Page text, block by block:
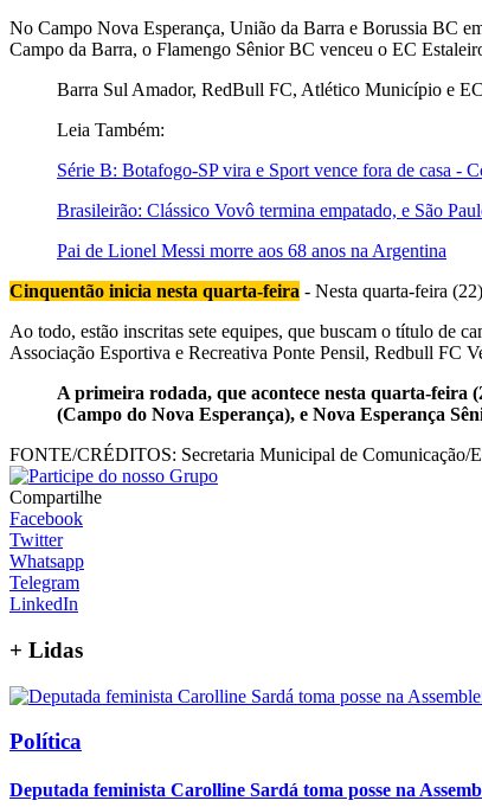
No Campo Nova Esperança, União da Barra e Borussia BC
Campo da Barra, o Flamengo Sênior BC venceu o EC
Barra Sul Amador, RedBull FC, Atlético Município e
Leia Também:
Série B: Botafogo-SP vira e Sport vence fora de casa -
Brasileirão: Clássico Vovô termina empatado, e São
Pai de Lionel Messi morre aos 68 anos na Argentina
Cinquentão inicia nesta quarta-feira - Nesta quarta-feira
Ao todo, estão inscritas sete equipes, que buscam o título de
Associação Esportiva e Recreativa Ponte Pensil, Redbull FC
A primeira rodada, que acontece nesta quarta-feira
(Campo do Nova Esperança), e Nova Esperança
FONTE/CRÉDITOS: Secretaria Municipal de Comunicação/
Compartilhe
Facebook
Twitter
Whatsapp
Telegram
LinkedIn
+ Lidas
Política
Deputada feminista Carolline Sardá toma posse na